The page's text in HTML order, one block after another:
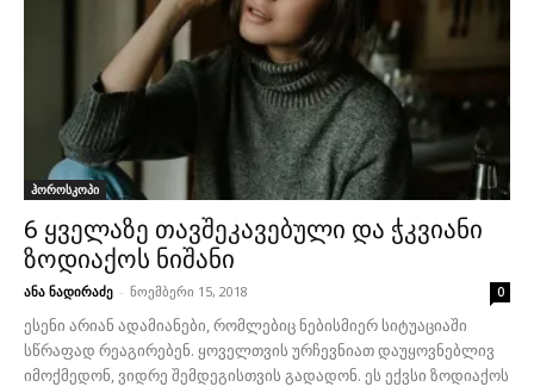
ჰოროსკოპი
6 ყველაზე თავშეკავებული და ჭკვიანი
ზოდიაქოს ნიშანი
ანა ნადირაძე - ნოემბერი 15, 2018 0
ესენი არიან ადამიანები, რომლებიც ნებისმიერ სიტუაციაში
სწრაფად რეაგირებენ. ყოველთვის ურჩევნიათ დაუყოვნებლივ
იმოქმედონ, ვიდრე შემდეგისთვის გადადონ. ეს ექვსი ზოდიაქოს